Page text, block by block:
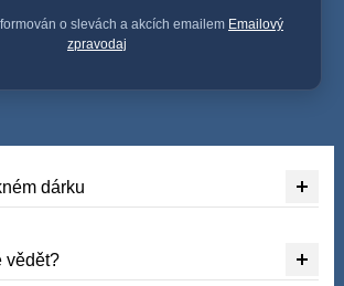
o slevách a akcích emailem Emailový
zpravodaj
dárku
vědět?